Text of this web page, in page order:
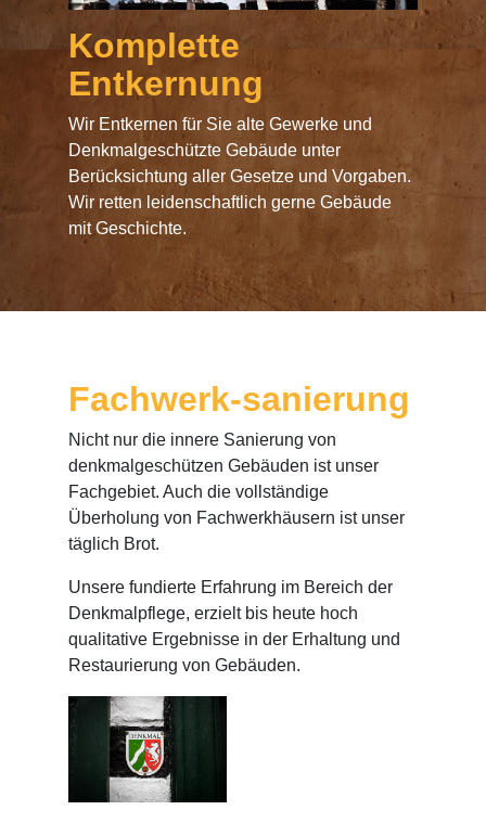
Komplette
Entkernung
Wir Entkernen für Sie alte Gewerke und
Denkmalgeschützte Gebäude unter
Berücksichtung aller Gesetze und Vorgaben.
Wir retten leidenschaftlich gerne Gebäude
mit Geschichte.
Fachwerk-sanierung
Nicht nur die innere Sanierung von
denkmalgeschützen Gebäuden ist unser
Fachgebiet. Auch die vollständige
Überholung von Fachwerkhäusern ist unser
täglich Brot.
Unsere fundierte Erfahrung im Bereich der
Denkmalpflege, erzielt bis heute hoch
qualitative Ergebnisse in der Erhaltung und
Restaurierung von Gebäuden.